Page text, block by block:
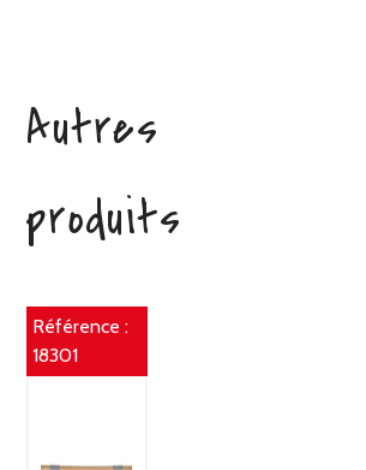
Autres
produits
Référence :
18301